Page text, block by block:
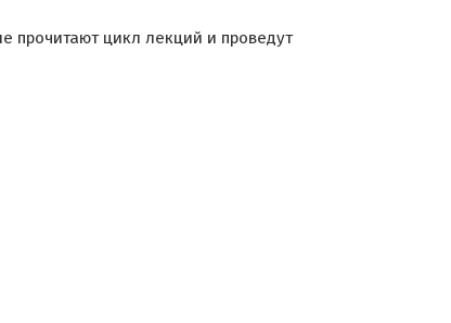
прочитают цикл лекций и проведут